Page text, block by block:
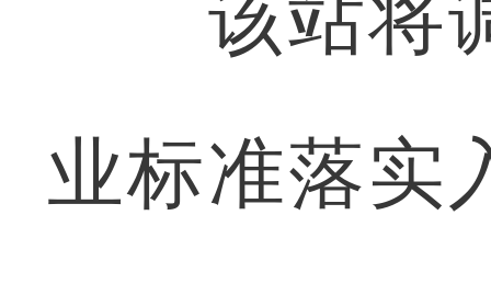
该站将调
业标准落实